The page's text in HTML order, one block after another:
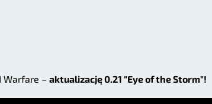
Warfare – aktualizację 0.21 "Eye of the Storm"!